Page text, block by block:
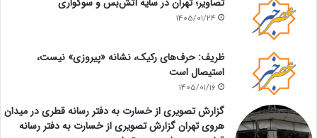
1405/01/24
ظریف: حرف‌های رکیک، نشانه «پیروزی» نیست،
استیصال است
1405/01/16
گزارش تصویری از خسارت به دفتر رسانه قطری در میدان
هروی تهران گزارش تصویری از خسارت به دفتر رسانه